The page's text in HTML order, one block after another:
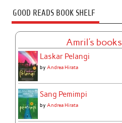
GOOD READS BOOK SHELF
Amril's books
Laskar Pelangi
byAndrea Hirata
Sang Pemimpi
byAndrea Hirata